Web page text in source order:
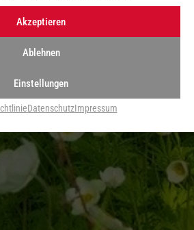
Akzeptieren
Ablehnen
Einstellungen
DatenschutzImpressum